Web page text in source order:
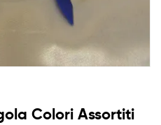
Colori Assortiti